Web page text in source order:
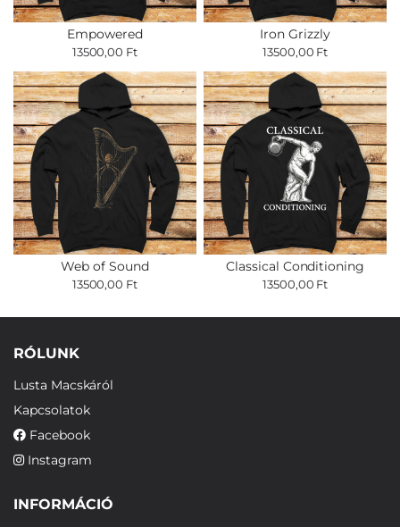
Empowered
13500,00 Ft
Iron Grizzly
13500,00 Ft
Web of Sound
13500,00 Ft
Classical Conditioning
13500,00 Ft
RÓLUNK
Lusta Macskáról
Kapcsolatok
Facebook
Instagram
INFORMÁCIÓ